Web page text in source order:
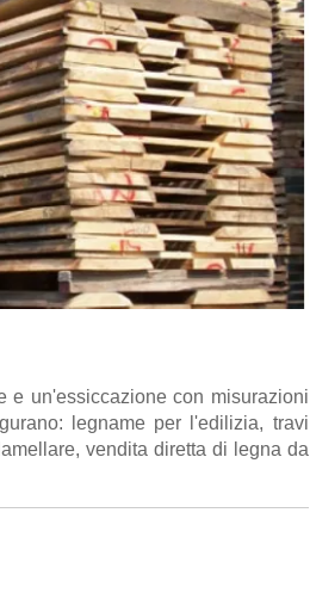
e un'essiccazione con misurazioni
legname per l'edilizia, travi
vendita diretta di legna da